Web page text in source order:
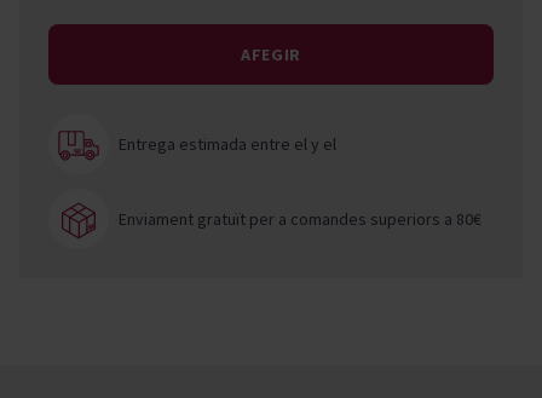
AFEGIR
Entrega estimada entre ely el
Enviament gratuït per a comandes superiors a 80€